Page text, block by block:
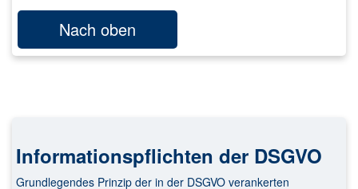
Nach oben
Informationspflichten der DSGVO
Grundlegendes Prinzip der in der DSGVO verankerten